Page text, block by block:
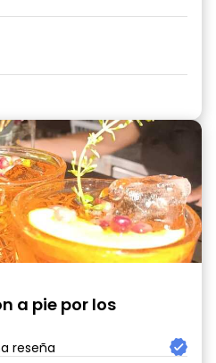
a pie por los
reseña